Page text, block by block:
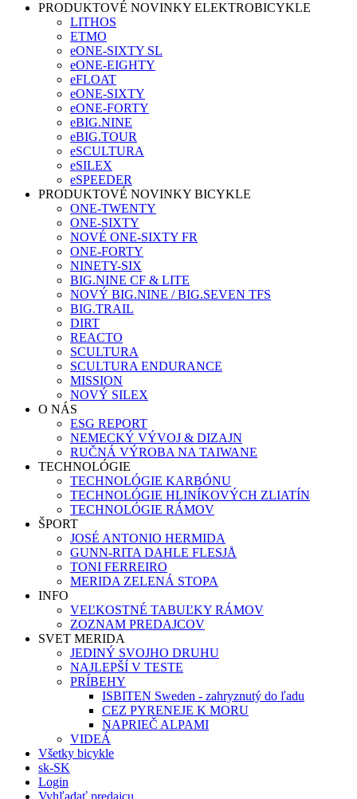
PRODUKTOVÉ NOVINKY ELEKTROBICYKLE
LITHOS
ETMO
eONE-SIXTY SL
eONE-EIGHTY
eFLOAT
eONE-SIXTY
eONE-FORTY
eBIG.NINE
eBIG.TOUR
eSCULTURA
eSILEX
eSPEEDER
PRODUKTOVÉ NOVINKY BICYKLE
ONE-TWENTY
ONE-SIXTY
NOVÉ ONE-SIXTY FR
ONE-FORTY
NINETY-SIX
BIG.NINE CF & LITE
NOVÝ BIG.NINE / BIG.SEVEN TFS
BIG.TRAIL
DIRT
REACTO
SCULTURA
SCULTURA ENDURANCE
MISSION
NOVÝ SILEX
O NÁS
ESG REPORT
NEMECKÝ VÝVOJ & DIZAJN
RUČNÁ VÝROBA NA TAIWANE
TECHNOLÓGIE
TECHNOLÓGIE KARBÓNU
TECHNOLÓGIE HLINÍKOVÝCH ZLIATÍN
TECHNOLÓGIE RÁMOV
ŠPORT
JOSÉ ANTONIO HERMIDA
GUNN-RITA DAHLE FLESJÅ
TONI FERREIRO
MERIDA ZELENÁ STOPA
INFO
VEĽKOSTNÉ TABUĽKY RÁMOV
ZOZNAM PREDAJCOV
SVET MERIDA
JEDINÝ SVOJHO DRUHU
NAJLEPŠÍ V TESTE
PRÍBEHY
ISBITEN Sweden - zahryznutý do ľadu
CEZ PYRENEJE K MORU
NAPRIEČ ALPAMI
VIDEÁ
Všetky bicykle
sk-SK
Login
Vyhľadať predajcu